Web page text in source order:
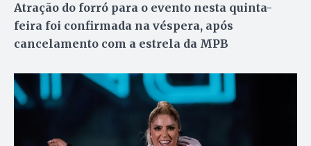
Atração do forró para o evento nesta quinta-
feira foi confirmada na véspera, após
cancelamento com a estrela da MPB